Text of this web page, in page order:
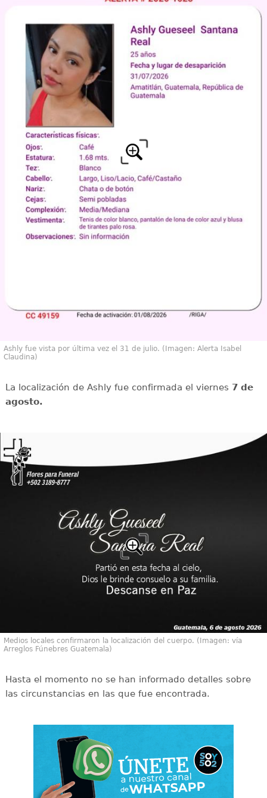
Ashly fue vista por última vez el 31 de julio. (Imagen: Alerta Isabel
Claudina)
La localización de Ashly fue confirmada el viernes 7 de
agosto.
Medios locales confirmaron la localización del cuerpo. (Imagen: vía
Arreglos Fúnebres Guatemala)
Hasta el momento no se han informado detalles sobre
las circunstancias en las que fue encontrada.